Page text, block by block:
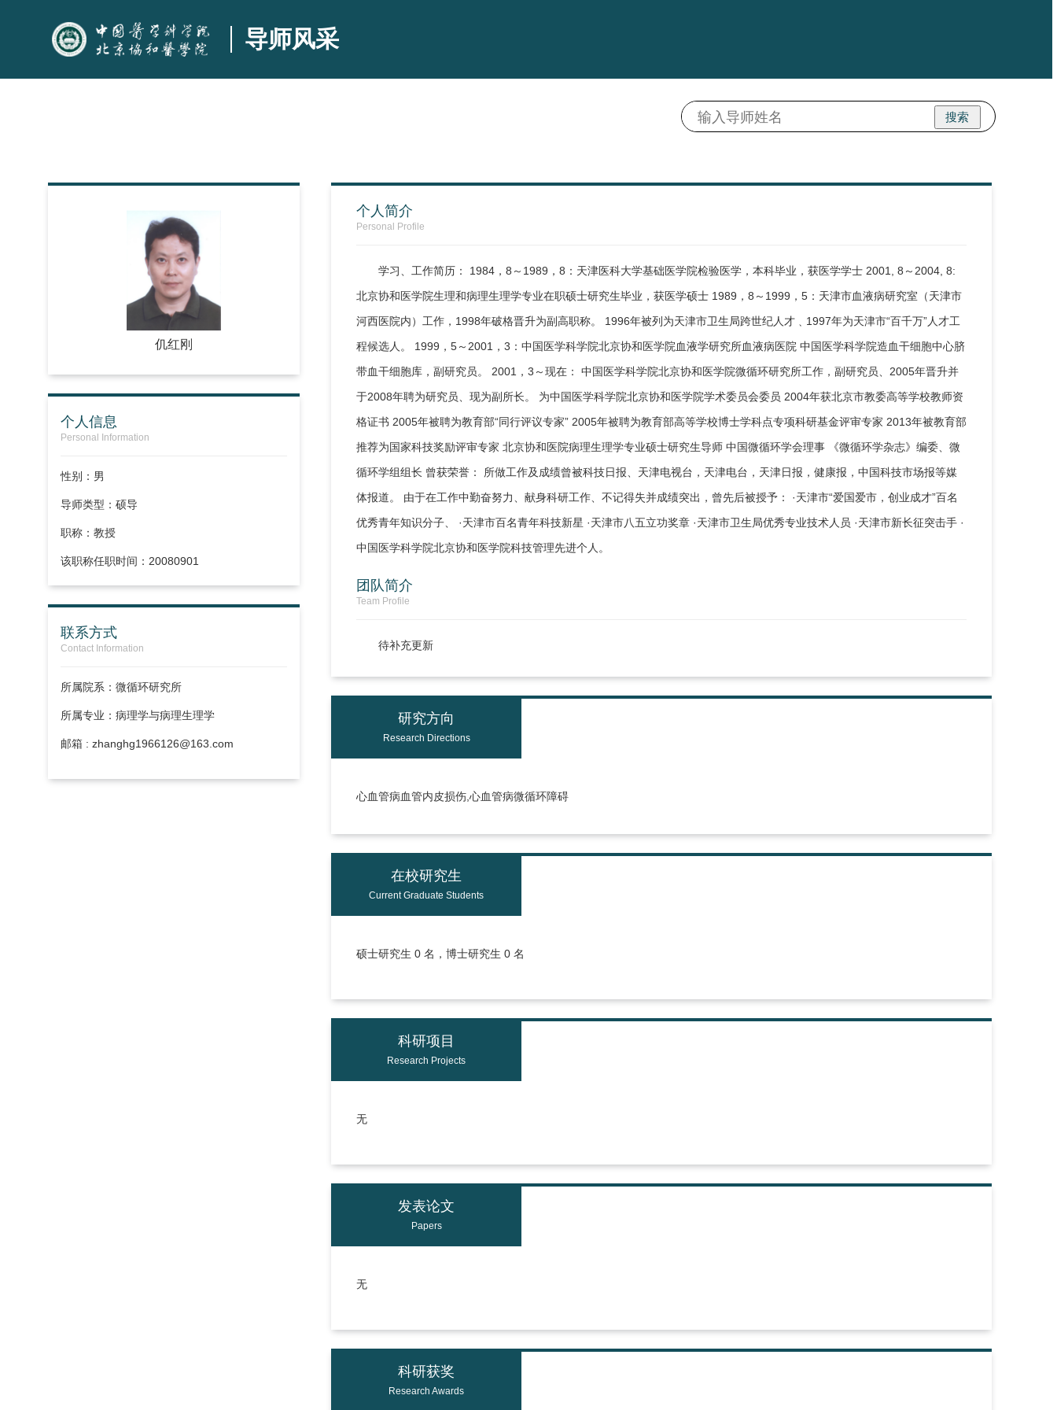
导师风采
搜索
仉红刚
个人信息
Personal Information
性别：男
导师类型：硕导
职称：教授
该职称任职时间：20080901
联系方式
Contact Information
所属院系：微循环研究所
所属专业：病理学与病理生理学
邮箱 : zhanghg1966126@163.com
个人简介
Personal Profile
学习、工作简历： 1984，8～1989，8：天津医科大学基础医学院检验医学，本科毕业，获医学学士 2001, 8～2004, 8:
北京协和医学院生理和病理生理学专业在职硕士研究生毕业，获医学硕士 1989，8～1999，5：天津市血液病研究室（天津市
河西医院内）工作，1998年破格晋升为副高职称。 1996年被列为天津市卫生局跨世纪人才﹑1997年为天津市“百千万”人才工
程候选人。 1999，5～2001，3：中国医学科学院北京协和医学院血液学研究所血液病医院 中国医学科学院造血干细胞中心脐
带血干细胞库，副研究员。 2001，3～现在： 中国医学科学院北京协和医学院微循环研究所工作，副研究员、2005年晋升并
于2008年聘为研究员、现为副所长。 为中国医学科学院北京协和医学院学术委员会委员 2004年获北京市教委高等学校教师资
格证书 2005年被聘为教育部“同行评议专家” 2005年被聘为教育部高等学校博士学科点专项科研基金评审专家 2013年被教育部
推荐为国家科技奖励评审专家 北京协和医院病理生理学专业硕士研究生导师 中国微循环学会理事 《微循环学杂志》编委、微
循环学组组长 曾获荣誉： 所做工作及成绩曾被科技日报、天津电视台，天津电台，天津日报，健康报，中国科技市场报等媒
体报道。 由于在工作中勤奋努力、献身科研工作、不记得失并成绩突出，曾先后被授予： ·天津市“爱国爱市，创业成才”百名
优秀青年知识分子、 ·天津市百名青年科技新星 ·天津市八五立功奖章 ·天津市卫生局优秀专业技术人员 ·天津市新长征突击手 ·
中国医学科学院北京协和医学院科技管理先进个人。
团队简介
Team Profile
待补充更新
研究方向
Research Directions
心血管病血管内皮损伤,心血管病微循环障碍
在校研究生
Current Graduate Students
硕士研究生 0 名，博士研究生 0 名
科研项目
Research Projects
无
发表论文
Papers
无
科研获奖
Research Awards